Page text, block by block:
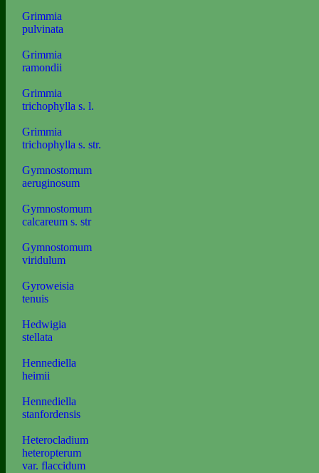
Grimmia
pulvinata
Grimmia
ramondii
Grimmia
trichophylla s. l.
Grimmia
trichophylla s. str.
Gymnostomum
aeruginosum
Gymnostomum
calcareum s. str
Gymnostomum
viridulum
Gyroweisia
tenuis
Hedwigia
stellata
Hennediella
heimii
Hennediella
stanfordensis
Heterocladium
heteropterum
var. flaccidum